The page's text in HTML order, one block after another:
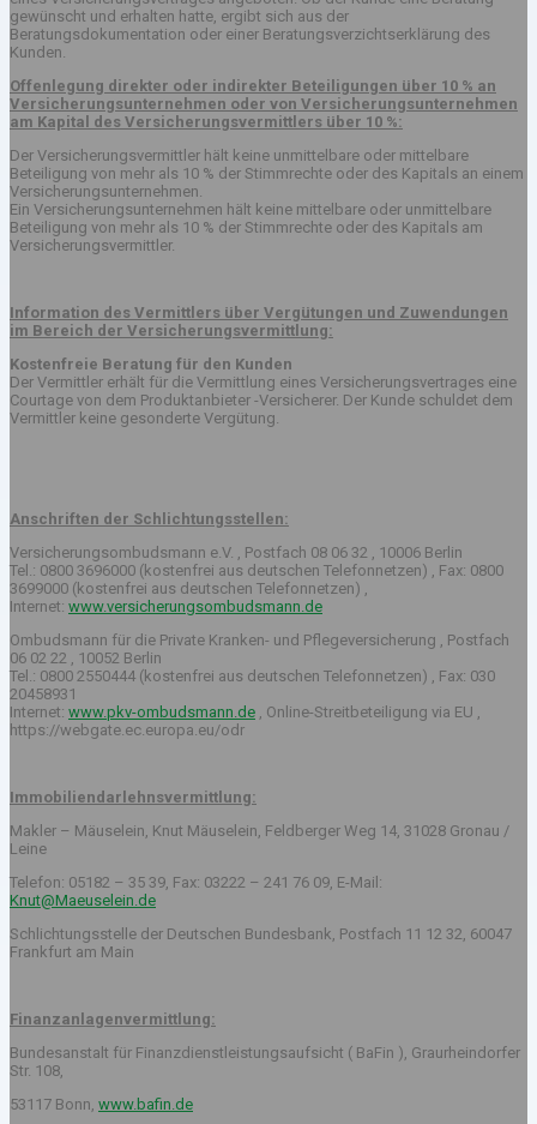
gewünscht und erhalten hatte, ergibt sich aus der
Beratungsdokumentation oder einer Beratungsverzichtserklärung des
Kunden.
Offenlegung direkter oder indirekter Beteiligungen über 10 % an
Versicherungsunternehmen oder von Versicherungsunternehmen
am Kapital des Versicherungsvermittlers über 10 %:
Der Versicherungsvermittler hält keine unmittelbare oder mittelbare
Beteiligung von mehr als 10 % der Stimmrechte oder des Kapitals an einem
Versicherungsunternehmen.
Ein Versicherungsunternehmen hält keine mittelbare oder unmittelbare
Beteiligung von mehr als 10 % der Stimmrechte oder des Kapitals am
Versicherungsvermittler.
Information des Vermittlers über Vergütungen und Zuwendungen
im Bereich der Versicherungsvermittlung:
Kostenfreie Beratung für den Kunden
Der Vermittler erhält für die Vermittlung eines Versicherungsvertrages eine
Courtage von dem Produktanbieter -Versicherer. Der Kunde schuldet dem
Vermittler keine gesonderte Vergütung.
Anschriften der Schlichtungsstellen:
Versicherungsombudsmann e.V. , Postfach 08 06 32 , 10006 Berlin
Tel.: 0800 3696000 (kostenfrei aus deutschen Telefonnetzen) , Fax: 0800
3699000 (kostenfrei aus deutschen Telefonnetzen) ,
Internet: www.versicherungsombudsmann.de
Ombudsmann für die Private Kranken- und Pflegeversicherung , Postfach
06 02 22 , 10052 Berlin
Tel.: 0800 2550444 (kostenfrei aus deutschen Telefonnetzen) , Fax: 030
20458931
Internet: www.pkv-ombudsmann.de , Online-Streitbeteiligung via EU ,
https://webgate.ec.europa.eu/odr
Immobiliendarlehnsvermittlung:
Makler – Mäuselein, Knut Mäuselein, Feldberger Weg 14, 31028 Gronau /
Leine
Telefon: 05182 – 35 39, Fax: 03222 – 241 76 09, E-Mail:
Knut@Maeuselein.de
Schlichtungsstelle der Deutschen Bundesbank, Postfach 11 12 32, 60047
Frankfurt am Main
Finanzanlagenvermittlung:
Bundesanstalt für Finanzdienstleistungsaufsicht ( BaFin ), Graurheindorfer
Str. 108,
53117 Bonn, www.bafin.de